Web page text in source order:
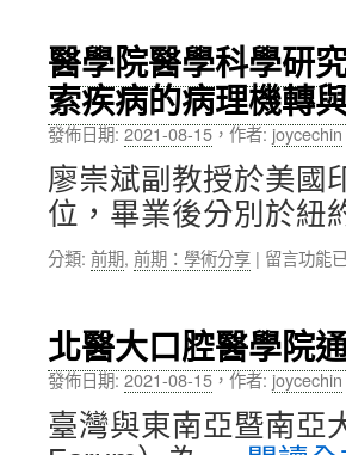
導
師
殊
榮〉
中
隊
榮
獲
教
育
部
109
年
青
年
團
隊
全
國
競
大
護
理
學
院
高
齡
健
康
管
系
碩
士
杜
亞
醫學院醫學科學研
索疾病的病理機轉
發佈日期:2021-08-15，作者: joycechin
廖崇斌副教授於美國
位，畢業後分別於
分類: 前期, 前期：學術分享 | 在
院
醫
學
科
學
研
留言功能
北醫大口腔醫學院
發佈日期:2021-08-15，作者: joycechin
臺灣與東南亞暨南亞